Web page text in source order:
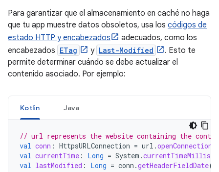
Para garantizar que el almacenamiento en caché no haga
que tu app muestre datos obsoletos, usa los códigos de
estado HTTP y encabezados
adecuados, como los
encabezados ETag y Last-Modified
. Esto te
permite determinar cuándo se debe actualizar el
contenido asociado. Por ejemplo:
Kotlin Java
// url represents the website containing the
val conn : HttpsURLConnection = url .openConnection
val currentTime : Long = System .currentTimeMillis
val lastModified : Long = conn .getHeaderFieldDate(